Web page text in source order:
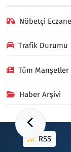
Nöbetçi
Trafik Durumu
Tüm Manşetler
Haber Arşivi
RSS